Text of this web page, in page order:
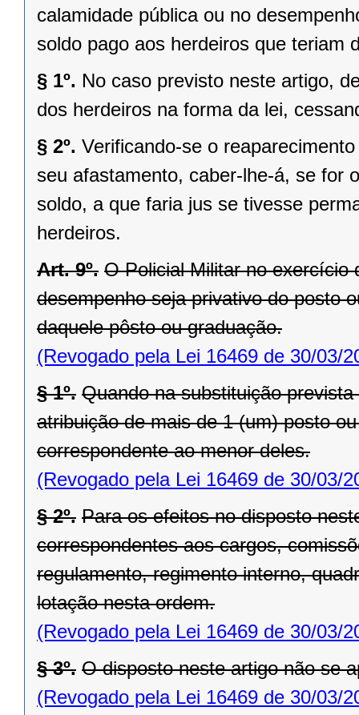
calamidade pública ou no
soldo pago aos herdeiros que teriam
§ 1º. No caso previsto neste artigo,
dos herdeiros na forma da lei,
§ 2º. Verificando-se o
seu afastamento, caber-lhe-á, se for
soldo, a que faria jus se tivesse
herdeiros.
Art. 9º. O Policial Militar no exercício
desempenho seja privativo do posto
daquele pôsto ou graduação.
(Revogado pela Lei 16469 de 30/03/
§ 1º. Quando na substituição
atribuição de mais de 1 (um) posto
correspondente ao menor deles.
(Revogado pela Lei 16469 de 30/03/
§ 2º. Para os efeitos no disposto
correspondentes aos cargos,
regulamento, regimento interno,
lotação nesta ordem.
(Revogado pela Lei 16469 de 30/03/
§ 3º. O disposto neste artigo não se
(Revogado pela Lei 16469 de 30/03/